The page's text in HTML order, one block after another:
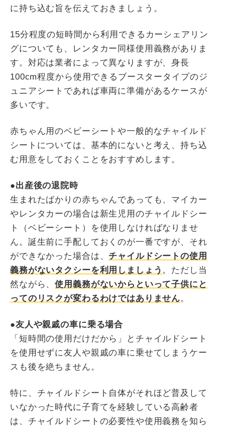
に持ち込む旨を伝えておきましょう。
15分程度の短時間から利用できるカーシェアリン
グについても、レンタカー同様使用義務がありま
す。対応は業者によって異なりますが、身長
100cm程度から使用できるブースタータイプのジ
ュニアシートであれば車両に準備があるケースが
多いです。
赤ちゃん用のベビーシートや一般的なチャイルド
シートについては、基本的にないと考え、持ち込
む用意をしておくことをおすすめします。
●出産後の退院時
生まれたばかりの赤ちゃんであっても、マイカー
やレンタカーの場合は新生児用のチャイルドシー
ト（ベビーシート）を使用しなければなりませ
ん。誕生前に手配しておくのが一番ですが、それ
ができなかった場合は、チャイルドシートの使用
義務がないタクシーを利用しましょう 。ただし当
然ながら、使用義務がないからといって子供にと
ってのリスクが変わるわけではありません。
●友人や親戚の車に乗る場合
「短時間の使用だけだから」とチャイルドシート
を使用せずに友人や親戚の車に乗せてしまうケー
スも後を絶ちません。
特に、チャイルドシート自体がそれほど普及して
いなかった時代に子育てを経験している高齢者
は、チャイルドシートの必要性や使用義務を知ら